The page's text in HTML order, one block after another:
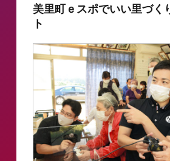
美里町ｅスポでいい里づく
ト